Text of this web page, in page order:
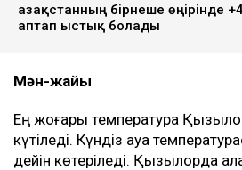
Қазақстанның бірнеше өңірінде
аптап ыстық болады
Мән-жайы
Ең жоғары температура
күтіледі. Күндіз ауа
дейін көтеріледі. Қызылорда